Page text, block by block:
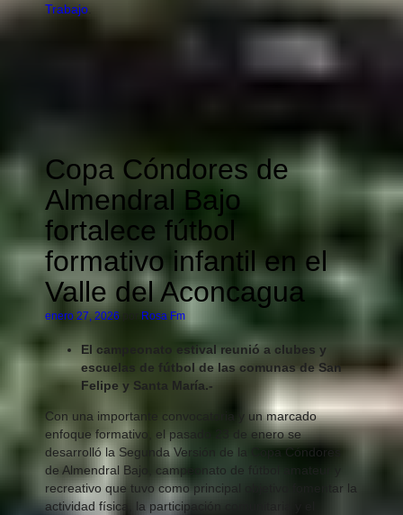
Trabajo.
Copa Cóndores de
Almendral Bajo
fortalece fútbol
formativo infantil en el
Valle del Aconcagua
enero 27, 2026 Rosa Fm
El campeonato estival reunió a clubes y
escuelas de fútbol de las comunas de San
Felipe y Santa María.-
Con una importante convocatoria y un marcado
enfoque formativo, el pasado 23 de enero se
desarrolló la Segunda Versión de la Copa Cóndores
de Almendral Bajo, campeonato de fútbol amateur y
recreativo que tuvo como principal objetivo fomentar la
actividad física, la participación comunitaria y el